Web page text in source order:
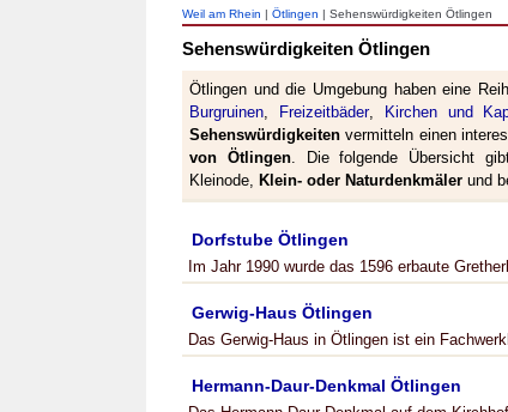
Weil am Rhein | Ötlingen | Sehenswürdigkeiten Ötlingen
Sehenswürdigkeiten Ötlingen
Ötlingen und die Umgebung haben eine
Burgruinen, Freizeitbäder, Kirchen und
Sehenswürdigkeiten vermitteln einen
von Ötlingen. Die folgende Übersicht
Kleinode, Klein- oder Naturdenkmäler und
Dorfstube Ötlingen
Im Jahr 1990 wurde das 1596 erbaute
Gerwig-Haus Ötlingen
Das Gerwig-Haus in Ötlingen ist ein
Hermann-Daur-Denkmal Ötlingen